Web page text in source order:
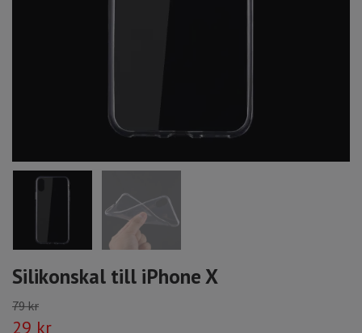
Silikonskal till iPhone X
79 kr
29 kr